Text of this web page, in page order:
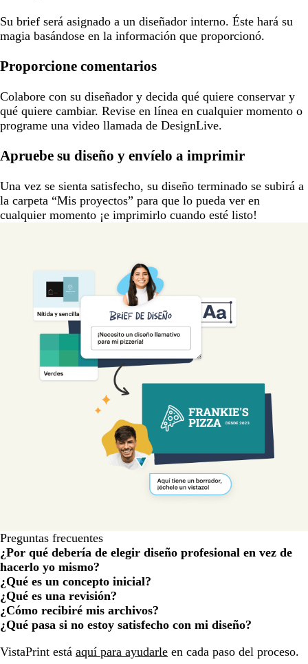
Su brief será asignado a un diseñador interno. Éste hará su
magia basándose en la información que proporcionó.
Proporcione comentarios
Colabore con su diseñador y decida qué quiere conservar y
qué quiere cambiar. Revise en línea en cualquier momento o
programe una video llamada de DesignLive.
Apruebe su diseño y envíelo a imprimir
Una vez se sienta satisfecho, su diseño terminado se subirá a
la carpeta “Mis proyectos” para que lo pueda ver en
cualquier momento ¡e imprimirlo cuando esté listo!
Preguntas frecuentes
¿Por qué debería de elegir diseño profesional en vez de
hacerlo yo mismo?
¿Qué es un concepto inicial?
¿Qué es una revisión?
¿Cómo recibiré mis archivos?
¿Qué pasa si no estoy satisfecho con mi diseño?
VistaPrint está aquí para ayudarle en cada paso del proceso.